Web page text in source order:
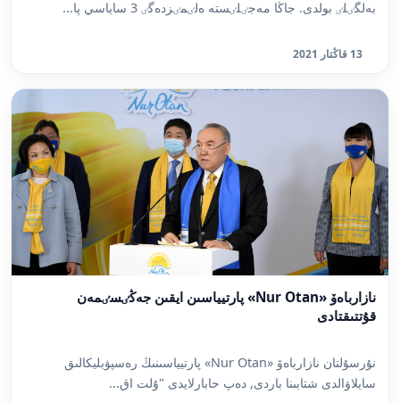
بەلگٸلٸ بولدى. جاڭا مەجٸلٸستە ەلٸمٸزدەگٸ 3 ساياسي پا...
13 قاڭتار 2021
نازارباەۆ «Nur Otan» پارتيياسىن ايقىن جەڭٸسٸمەن
قۇتتىقتادى
نۇرسۇلتان نازارباەۆ «Nur Otan» پارتيياسىنىڭ رەسپۋبليكالىق
سايلاۋالدى شتابىنا باردى, دەپ حابارلايدى "ۇلت اق...